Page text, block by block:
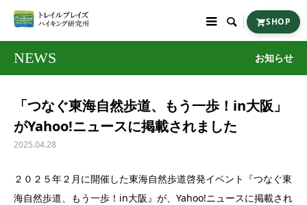
 SHOP
NEWS お知らせ
「つなぐ東海自然歩道、もう一歩！in大阪」
がYahoo!ニュースに掲載されました
2025.04.28
２０２５年２月に開催した東海自然歩道啓発イベント『つなぐ東
海自然歩道、もう一歩！in大阪』が、Yahoo!ニュースに掲載され